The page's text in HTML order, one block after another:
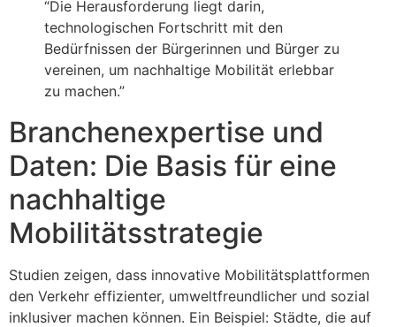
“Die Herausforderung liegt darin,
technologischen Fortschritt mit den
Bedürfnissen der Bürgerinnen und Bürger zu
vereinen, um nachhaltige Mobilität erlebbar
zu machen.”
Branchenexpertise und
Daten: Die Basis für eine
nachhaltige
Mobilitätsstrategie
Studien zeigen, dass innovative Mobilitätsplattformen
den Verkehr effizienter, umweltfreundlicher und sozial
inklusiver machen können. Ein Beispiel: Städte, die auf